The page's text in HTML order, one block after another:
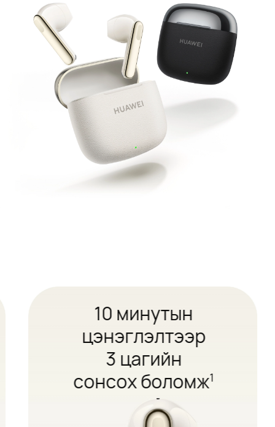
10 минутын
цэнэглэлтээр
3 цагийн
сонсох⁠ боломж1